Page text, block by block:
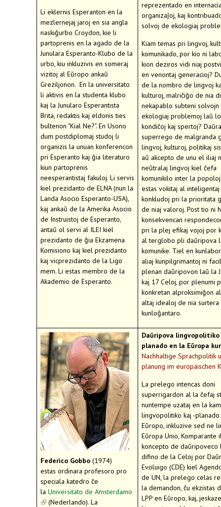
Li eklernis Esperanton en la
mezlernejaj jaroj en sia angla
naskiĝurbo Croydon, kie li
partoprenis en la agado de la
Junulara Esperanto-Klubo de la
urbo, kiu inkluzivis en someraj
vizitoj al Eŭropo ankaŭ
Greziljonon. En la universitato
li aktivis en la studenta klubo
kaj la Junularo Esperantista
Brita, redaktis kaj eldonis ties
bultenon "Kial Ne?". En Usono
dum postdiplomaj studoj li
organizis la unuan konferencon
pri Esperanto kaj ĝia literaturo
kiun partoprenis
neesperantistaj fakuloj. Li servis
kiel prezidanto de ELNA (nun la
Landa Asocio Esperanto-USA),
kaj ankaŭ de la Amerika Asocio
de Instruistoj de Esperanto,
antaŭ ol servi al ILEI kiel
prezidanto de ĝia Ekzamena
Komisiono kaj kiel prezidanto
kaj vicprezidanto de la Ligo
mem. Li estas membro de la
Akademio de Esperanto.
reprezentado en
organizaĵoj, kaj
solvoj de ekologiaj
Kiam temas pri lingvoj,
komunikado, por kio ni
kion deziros vidi niaj
en venontaj generacioj?
de la nombro de lingvoj
kulturoj, malriĉiĝo de nia
nekapablo subteni solvojn
ekologiaj problemoj laŭ
kondiĉoj kaj spertoj? Daŭra
superrego de malgranda
lingvoj, kulturoj, politikaj
aŭ akcepto de unu el iliaj
neŭtralaj lingvoj kiel ĉefa
komunikilo inter la
estas vokitaj al inteligentaj
konkludoj pri la prioritata
de niaj valoroj. Post tio ni
konsekvencan
pri la plej efikaj vojoj por
al terglobo pli daŭripova
komunike. Tiel en
aliaj kunpilgrimantoj ni
plenan daŭripovon laŭ la
kaj 17 Celoj, por plenumi
konkretan alproksimiĝon
altaj idealoj de nia surtera
kunloĝantaro.
Federico Gobbo (1974)
estas ordinara profesoro pro
speciala katedro ĉe
la Universitato de Amsterdamo
(link is external)
(Nederlando). La
Daŭripova lingvopolitiko
planado en la Eŭropa
Nachhaltige Sprachpolitik
planung im europäischen
La prelego intencas doni
superrigardon al la ĉefaj
nuntempe uzataj en la
lingvopolitiko kaj -planado
Eŭropo, inkluzive sed ne
Eŭropa Unio, Komparante
koncepto de daŭripoveco
difino de la Celoj por
Evoluigo (CDE) kiel
de UN, la prelego celas
la demandon, ĉu ekzistas
LPP en Eŭropo, kaj,